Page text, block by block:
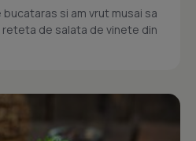
si am vrut musai sa
reteta de salata de vinete din